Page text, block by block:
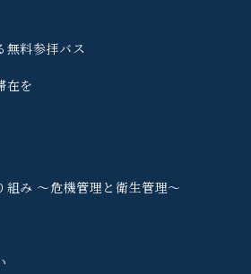
無料参拝バス
在を
組み 〜危機管理と衛生管理〜